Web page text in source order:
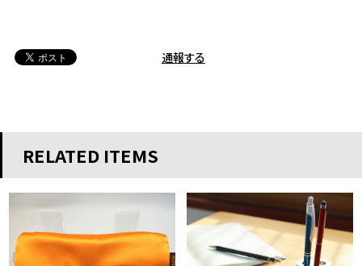
通報する
RELATED ITEMS